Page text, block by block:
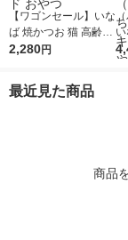
【ワゴンセール】いな
ば 焼かつお 猫 高齢猫
用 海鮮かつお味 10本
2,280円
最近見た商品
商品